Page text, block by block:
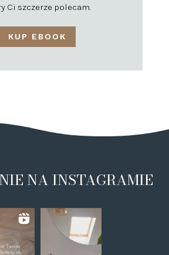
Ci szczerze polecam.
KUP EBOOK
NA INSTAGRAMIE